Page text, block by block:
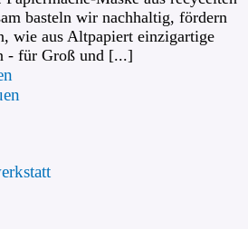
basteln wir nachhaltig, fördern
wie aus Altpapiert einzigartige
- für Groß und [...]